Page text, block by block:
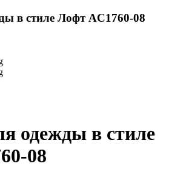
в стиле Лофт AС1760-08
одежды в стиле
08